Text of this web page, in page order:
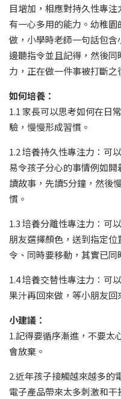
目增加，相應對持久性專
有一心多用的能力。幼稚
做，小學時老師一句話包
邊聽指令並且記得，然後
力，正在做一件事被打斷之
如何培養：
1.1 家長可以思考如何在日
驗，慢慢形成習慣。
1.2 培養持久性專注力：可
易令孩子分心的事情例如
讀故事，先讀5分鐘，然後
慣。
1.3 培養分離性專注力：可
朋友選擇顏色，送到指定
令、同時要移動，其實已同
1.4 培養交替性專注力：可
果汁再回來做，等小朋友回
小建議：
1.記得要循序漸進，不要太
會放棄。
2.近年孩子接觸越來越多
電子產品帶來太多刺激和干